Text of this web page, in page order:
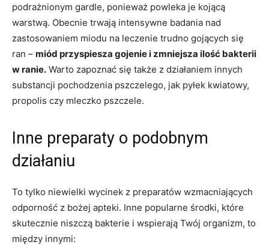
podrażnionym gardle, ponieważ powleka je kojącą
warstwą. Obecnie trwają intensywne badania nad
zastosowaniem miodu na leczenie trudno gojących się
ran – miód przyspiesza gojenie i zmniejsza ilość bakterii
w ranie. Warto zapoznać się także z działaniem innych
substancji pochodzenia pszczelego, jak pyłek kwiatowy,
propolis czy mleczko pszczele.
Inne preparaty o podobnym
działaniu
To tylko niewielki wycinek z preparatów wzmacniających
odporność z bożej apteki. Inne popularne środki, które
skutecznie niszczą bakterie i wspierają Twój organizm, to
między innymi: